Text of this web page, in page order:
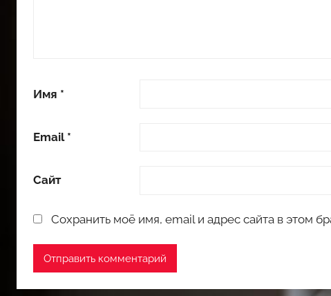
Имя *
Email *
Сайт
Сохранить моё имя, email и адрес сайта в этом